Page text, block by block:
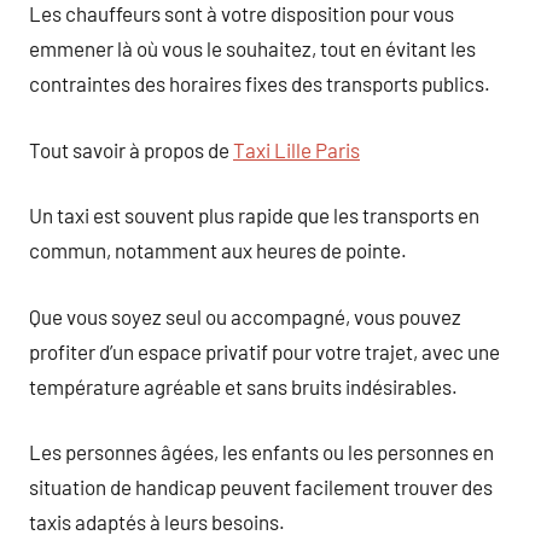
Les chauffeurs sont à votre disposition pour vous
emmener là où vous le souhaitez, tout en évitant les
contraintes des horaires fixes des transports publics.
Tout savoir à propos de Taxi Lille Paris
Un taxi est souvent plus rapide que les transports en
commun, notamment aux heures de pointe.
Que vous soyez seul ou accompagné, vous pouvez
profiter d’un espace privatif pour votre trajet, avec une
température agréable et sans bruits indésirables.
Les personnes âgées, les enfants ou les personnes en
situation de handicap peuvent facilement trouver des
taxis adaptés à leurs besoins.